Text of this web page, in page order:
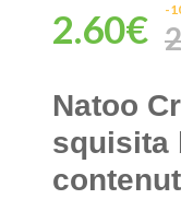
2.60€ -
Natoo
squisita